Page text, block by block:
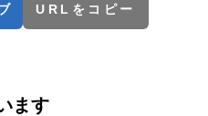
URLをコピー
ます